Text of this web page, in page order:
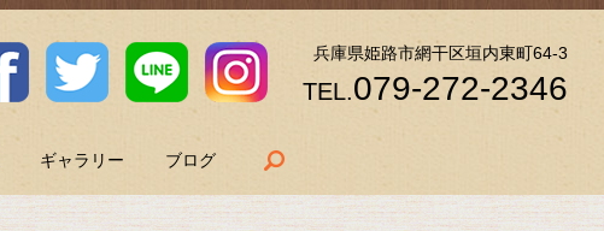
兵庫県姫路市網干区垣内東町64-3
TEL.079-272-2346
ギャラリー ブログ